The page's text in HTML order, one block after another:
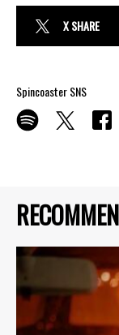
X SHARE
Spincoaster SNS